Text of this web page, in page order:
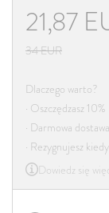
21,87
34EUR
Dlaczego warto?
· Oszczędzasz 10%
· Darmowa
· Rezygnujesz
Dowiedz się